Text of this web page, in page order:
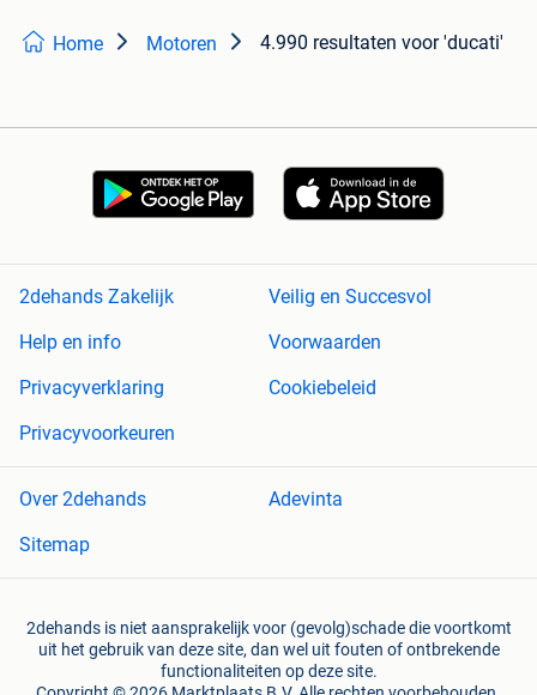
Home Motoren 4.990 resultaten voor 'ducati'
2dehands Zakelijk
Veilig en Succesvol
Help en info
Voorwaarden
Privacyverklaring
Cookiebeleid
Privacyvoorkeuren
Over 2dehands
Adevinta
Sitemap
2dehands is niet aansprakelijk voor (gevolg)schade die voortkomt
uit het gebruik van deze site, dan wel uit fouten of ontbrekende
functionaliteiten op deze site.